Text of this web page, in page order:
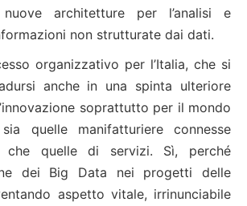
architetture per l’analisi e
non strutturate dai dati.
organizzativo per l’Italia, che si
anche in una spinta ulteriore
soprattutto per il mondo
quelle manifatturiere connesse
che quelle di servizi. Sì, perché
dei Big Data nei progetti delle
aspetto vitale, irrinunciabile